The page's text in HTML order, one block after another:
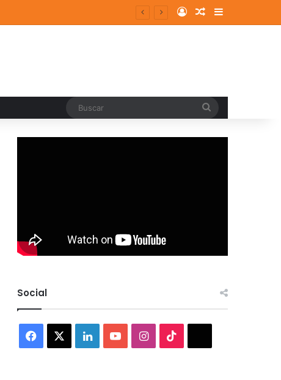
y consolidados Log InRandom Article
Sidebar
Social
Facebook LinkedInYouTubeInstagram